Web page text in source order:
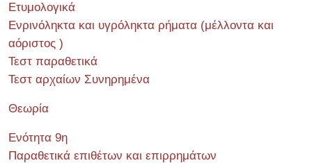
Ετυμολογικά
Ενρινόληκτα και υγρόληκτα ρήματα (μέλλοντα και
αόριστος )
Τεστ παραθετικά
Τεστ αρχαίων Συνηρημένα
Θεωρία
Ενότητα 9η
Παραθετικά επιθέτων και επιρρημάτων